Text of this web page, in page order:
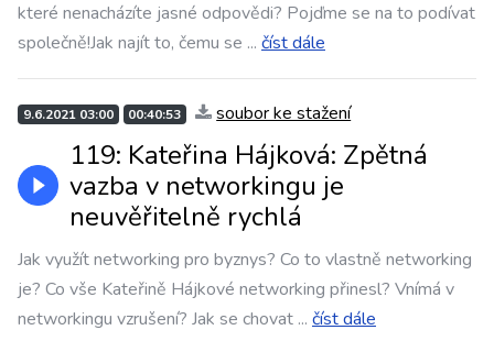
které nenacházíte jasné odpovědi? Pojďme se na to podívat
společně!Jak najít to, čemu se ... číst dále
9.6.2021 03:00 00:40:53 soubor ke stažení
119: Kateřina Hájková: Zpětná
vazba v networkingu je
neuvěřitelně rychlá
Jak využít networking pro byznys? Co to vlastně networking
je? Co vše Kateřině Hájkové networking přinesl? Vnímá v
networkingu vzrušení? Jak se chovat ... číst dále